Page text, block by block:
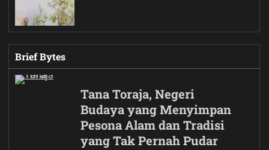
Brief Bytes
Tana Toraja, Negeri
Budaya yang Menyimpan
Pesona Alam dan Tradisi
yang Tak Pernah Pudar